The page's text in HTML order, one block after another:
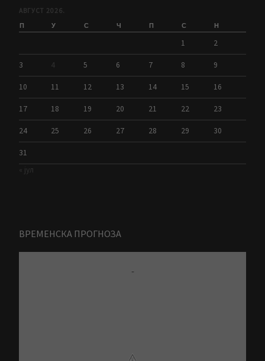
АВГУСТ 2026.
П У С Ч П С Н
1 2
3 4 5 6 7 8 9
10 11 12 13 14 15 16
17 18 19 20 21 22 23
24 25 26 27 28 29 30
31
« јул
ВРЕМЕНСКА ПРОГНОЗА
-